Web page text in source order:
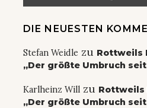
DIE NEUESTEN
Stefan Weidle zu Rottweils
„Der größte Umbruch
Karlheinz Will zu Rottweils
„Der größte Umbruch